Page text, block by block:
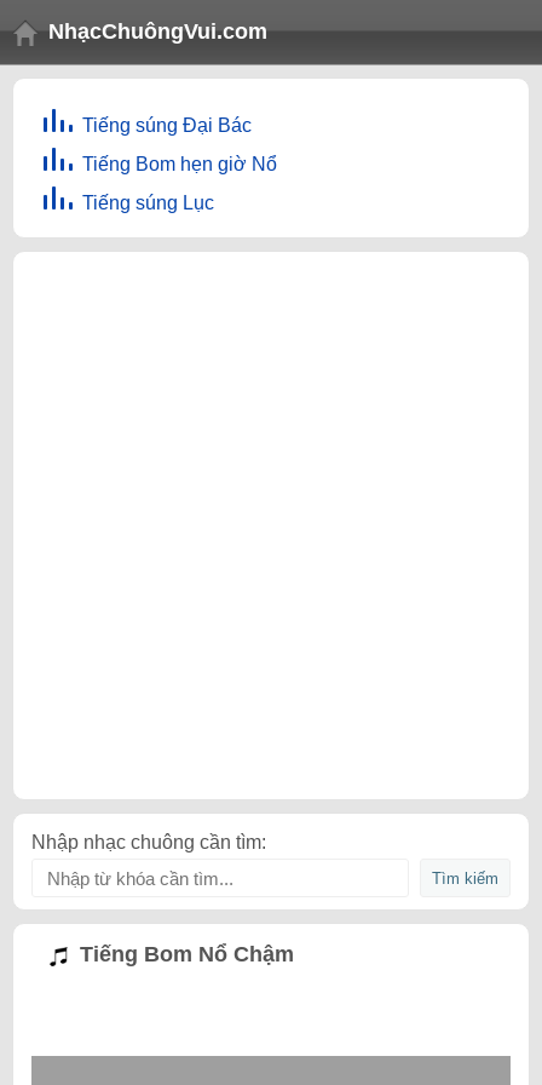
NhạcChuôngVui.com
Tiếng súng Đại Bác
Tiếng Bom hẹn giờ Nổ
Tiếng súng Lục
Nhập nhạc chuông cần tìm:
Tiếng Bom Nổ Chậm